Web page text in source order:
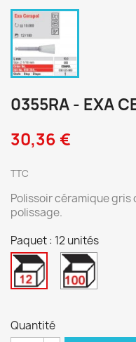
0355RA - EXA
30,36 €
TTC
Polissoir céramique gris
polissage.
Paquet : 12 unités
12
unités
Quantité